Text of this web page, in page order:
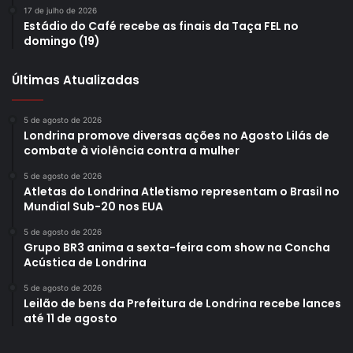
Foto: Emerson Dias/ NCom
E a coordenadora do CCI Leste, Patricia Selvatici Preto,
reforçou que é parte da política dos Centros de
Convivência estimular e promover a socialização da
muito importante para eles, assim como frequentar outros
espaços que, talvez, por conta própria, eles não viriam
17 de julho de 2026
Estádio do Café recebe as finais da Taça FEL no
domingo (19)
Últimas Atualizadas
5 de agosto de 2026
Londrina promove diversas ações no Agosto Lilás de
combate à violência contra a mulher
5 de agosto de 2026
Atletas do Londrina Atletismo representam o Brasil no
Mundial Sub-20 nos EUA
5 de agosto de 2026
Grupo BR3 anima a sexta-feira com show na Concha
Acústica de Londrina
5 de agosto de 2026
Leilão de bens da Prefeitura de Londrina recebe lances
até 11 de agosto